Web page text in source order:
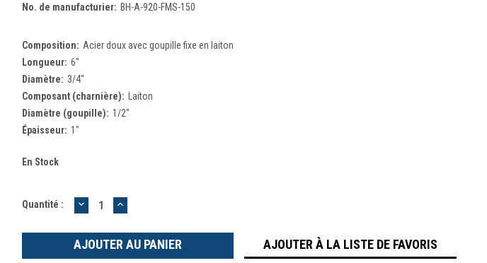
No. de manufacturier: BH-A-920-FMS-150
Composition: Acier doux avec goupille fixe en laiton
Longueur: 6"
Diamètre: 3/4"
Composant (charnière):
Laiton
Diamètre (goupille): 1/2"
Épaisseur: 1"
En Stock
Quantité : DIMINUER
LA
:
AUGMENTER
LA
:
AJOUTER À LA LISTE DE FAVORIS